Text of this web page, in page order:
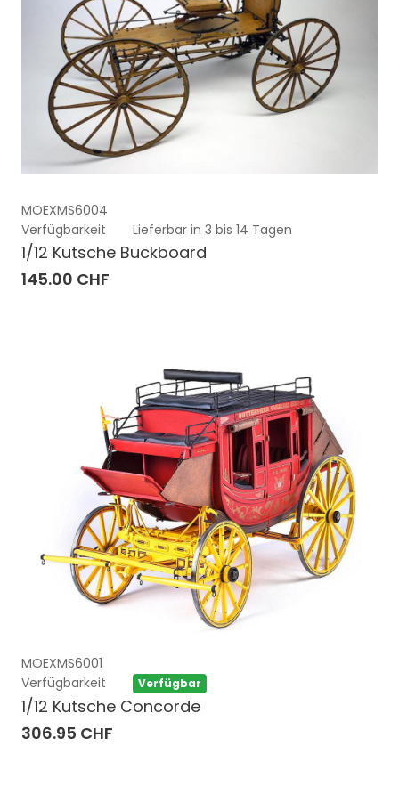
MOEXMS6004
Verfügbarkeit
Lieferbar in 3 bis 14 Tagen
1/12 Kutsche Buckboard
145.00 CHF
MOEXMS6001
Verfügbarkeit
Verfügbar
1/12 Kutsche Concorde
306.95 CHF